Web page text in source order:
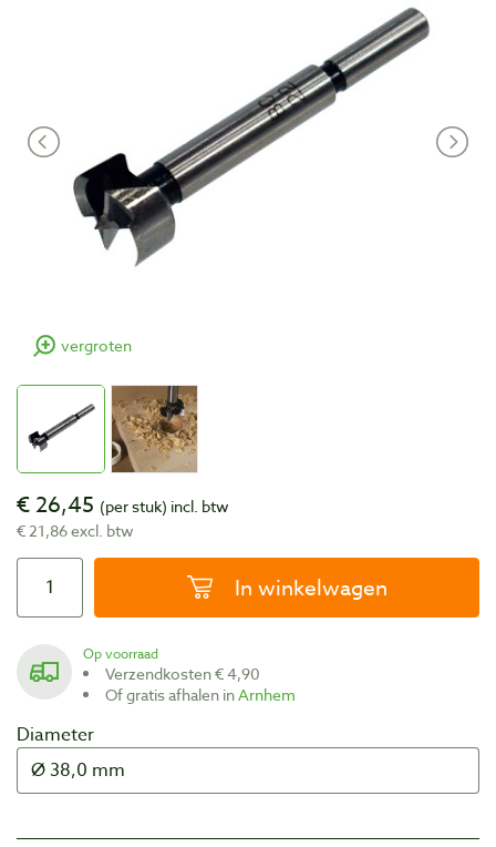
vergroten
€ 26,45 (per stuk) incl. btw
€ 21,86 excl. btw
In winkelwagen
Op voorraad
Verzendkosten € 4,90
Of gratis afhalen inArnhem
Diameter